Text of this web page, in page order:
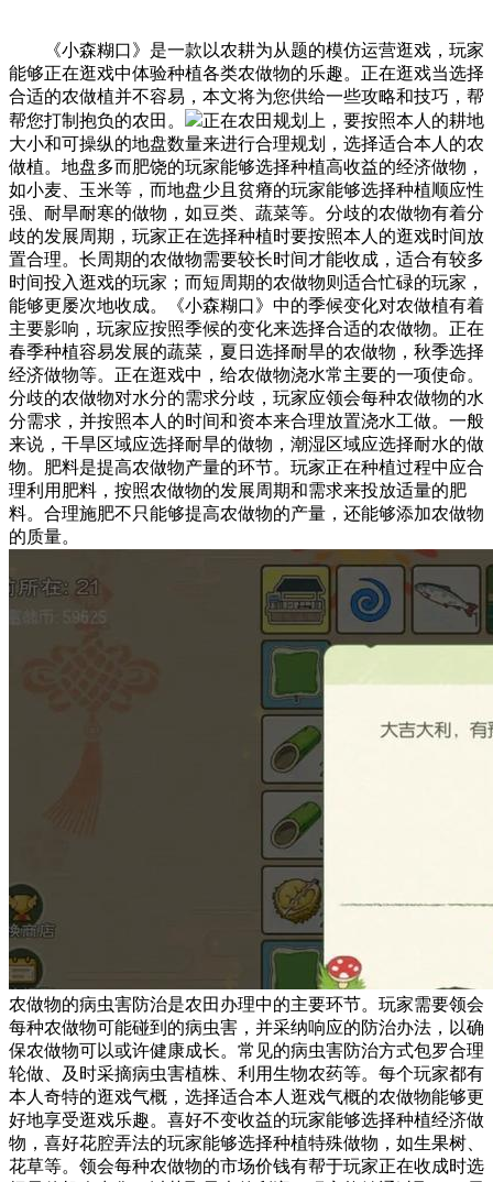
《小森糊口》是一款以农耕为从题的模仿运营逛戏，玩家
能够正在逛戏中体验种植各类农做物的乐趣。正在逛戏当选择
合适的农做植并不容易，本文将为您供给一些攻略和技巧，帮
帮您打制抱负的农田。
正在农田规划上，要按照本人的耕地
大小和可操纵的地盘数量来进行合理规划，选择适合本人的农
做植。地盘多而肥饶的玩家能够选择种植高收益的经济做物，
如小麦、玉米等，而地盘少且贫瘠的玩家能够选择种植顺应性
强、耐旱耐寒的做物，如豆类、蔬菜等。分歧的农做物有着分
歧的发展周期，玩家正在选择种植时要按照本人的逛戏时间放
置合理。长周期的农做物需要较长时间才能收成，适合有较多
时间投入逛戏的玩家；而短周期的农做物则适合忙碌的玩家，
能够更屡次地收成。《小森糊口》中的季候变化对农做植有着
主要影响，玩家应按照季候的变化来选择合适的农做物。正在
春季种植容易发展的蔬菜，夏日选择耐旱的农做物，秋季选择
经济做物等。正在逛戏中，给农做物浇水常主要的一项使命。
分歧的农做物对水分的需求分歧，玩家应领会每种农做物的水
分需求，并按照本人的时间和资本来合理放置浇水工做。一般
来说，干旱区域应选择耐旱的做物，潮湿区域应选择耐水的做
物。肥料是提高农做物产量的环节。玩家正在种植过程中应合
理利用肥料，按照农做物的发展周期和需求来投放适量的肥
料。合理施肥不只能够提高农做物的产量，还能够添加农做物
的质量。
农做物的病虫害防治是农田办理中的主要环节。玩家需要领会
每种农做物可能碰到的病虫害，并采纳响应的防治办法，以确
保农做物可以或许健康成长。常见的病虫害防治方式包罗合理
轮做、及时采摘病虫害植株、利用生物农药等。每个玩家都有
本人奇特的逛戏气概，选择适合本人逛戏气概的农做物能够更
好地享受逛戏乐趣。喜好不变收益的玩家能够选择种植经济做
物，喜好花腔弄法的玩家能够选择种植特殊做物，如生果树、
花草等。领会每种农做物的市场价钱有帮于玩家正在收成时选